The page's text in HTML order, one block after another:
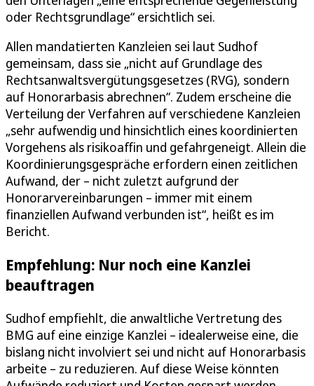
oder Rechtsgrundlage“ ersichtlich sei.
Allen mandatierten Kanzleien sei laut Sudhof
gemeinsam, dass sie „nicht auf Grundlage des
Rechtsanwaltsvergütungsgesetzes (RVG), sondern
auf Honorarbasis abrechnen“. Zudem erscheine die
Verteilung der Verfahren auf verschiedene Kanzleien
„sehr aufwendig und hinsichtlich eines koordinierten
Vorgehens als risikoaffin und gefahrgeneigt. Allein die
Koordinierungsgespräche erfordern einen zeitlichen
Aufwand, der – nicht zuletzt aufgrund der
Honorarvereinbarungen – immer mit einem
finanziellen Aufwand verbunden ist“, heißt es im
Bericht.
Empfehlung: Nur noch eine Kanzlei
beauftragen
Sudhof empfiehlt, die anwaltliche Vertretung des
BMG auf eine einzige Kanzlei – idealerweise eine, die
bislang nicht involviert sei und nicht auf Honorarbasis
arbeite – zu reduzieren. Auf diese Weise könnten